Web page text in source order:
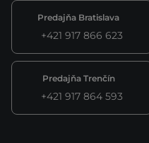
Predajňa Bratislava
+421 917 866 623
Predajňa Trenčín
+421 917 864 593